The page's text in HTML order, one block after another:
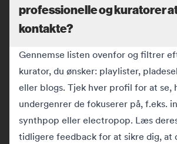
professionelle og kuratorer
kontakte?
Gennemse listen ovenfor og filtrer
kurator, du ønsker: playlister,
eller blogs. Tjek hver profil for at se,
undergenrer de fokuserer på, f.eks.
synthpop eller electropop. Læs
tidligere feedback for at sikre dig, at